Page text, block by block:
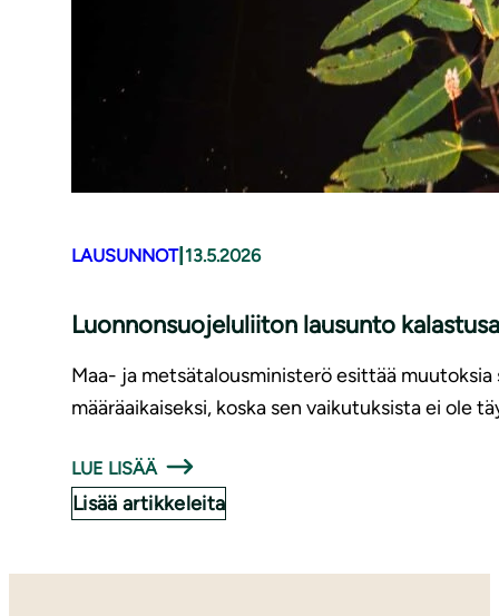
LAUSUNNOT| 13.5.2026
Luonnonsuojeluliiton lausunto
Maa- ja metsätalousministerö esittää
määräaikaiseksi, koska sen vaikutuksista ei ole
LUE LISÄÄ
Lisää artikkeleita